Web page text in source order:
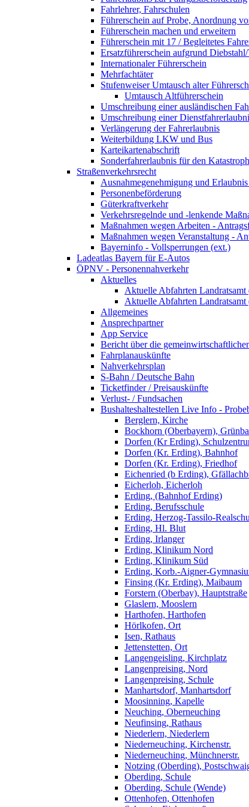
Fahrlehrer, Fahrschulen
Führerschein auf Probe, Anordnung
Führerschein machen und erweitern
Führerschein mit 17 / Begleitetes
Ersatzführerschein aufgrund
Internationaler Führerschein
Mehrfachtäter
Stufenweiser Umtausch alter
Umtausch Altführerschein
Umschreibung einer ausländischen
Umschreibung einer
Verlängerung der Fahrerlaubnis
Weiterbildung LKW und Bus
Karteikartenabschrift
Sonderfahrerlaubnis für den
Straßenverkehrsrecht
Ausnahmegenehmigung und
Personenbeförderung
Güterkraftverkehr
Verkehrsregelnde und -lenkende
Maßnahmen wegen Arbeiten -
Maßnahmen wegen Veranstaltung -
Bayerninfo - Vollsperrungen (ext.)
Ladeatlas Bayern für E-Autos
ÖPNV - Personennahverkehr
Aktuelles
Aktuelle Abfahrten
Aktuelle Abfahrten
Allgemeines
Ansprechpartner
App Service
Bericht über die
Fahrplanauskünfte
Nahverkehrsplan
S-Bahn / Deutsche Bahn
Ticketfinder / Preisauskünfte
Verlust- / Fundsachen
Bushalteshaltestellen Live Info -
Berglern, Kirche
Bockhorn (Oberbayern),
Dorfen (Kr Erding),
Dorfen (Kr. Erding), Bahnhof
Dorfen (Kr. Erding), Friedhof
Eichenried (b Erding),
Eicherloh, Eicherloh
Erding, (Bahnhof Erding)
Erding, Berufsschule
Erding, Herzog-Tassilo-
Erding, Hl. Blut
Erding, Irlanger
Erding, Klinikum Nord
Erding, Klinikum Süd
Erding, Korb.-Aigner-
Finsing (Kr. Erding), Maibaum
Forstern (Oberbay), Hauptstraße
Glaslern, Mooslern
Harthofen, Harthofen
Hörlkofen, Ort
Isen, Rathaus
Jettenstetten, Ort
Langengeisling, Kirchplatz
Langenpreising, Nord
Langenpreising, Schule
Manhartsdorf, Manhartsdorf
Moosinning, Kapelle
Neuching, Oberneuching
Neufinsing, Rathaus
Niederlern, Niederlern
Niederneuching, Kirchenstr.
Niederneuching, Münchnerstr.
Notzing (Oberding),
Oberding, Schule
Oberding, Schule (Wende)
Ottenhofen, Ottenhofen